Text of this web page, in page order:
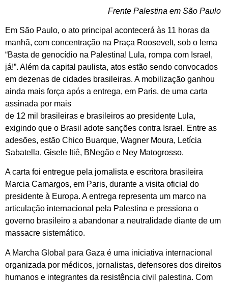
Frente Palestina em São Paulo
Em São Paulo, o ato principal acontecerá às 11 horas da
manhã, com concentração na Praça Roosevelt, sob o lema
“Basta de genocídio na Palestina! Lula, rompa com Israel,
já!”. Além da capital paulista, atos estão sendo convocados
em dezenas de cidades brasileiras. A mobilização ganhou
ainda mais força após a entrega, em Paris, de uma carta
assinada por mais
de 12 mil brasileiras e brasileiros ao presidente Lula,
exigindo que o Brasil adote sanções contra Israel. Entre as
adesões, estão Chico Buarque, Wagner Moura, Letícia
Sabatella, Gisele Itiê, BNegão e Ney Matogrosso.
A carta foi entregue pela jornalista e escritora brasileira
Marcia Camargos, em Paris, durante a visita oficial do
presidente à Europa. A entrega representa um marco na
articulação internacional pela Palestina e pressiona o
governo brasileiro a abandonar a neutralidade diante de um
massacre sistemático.
A Marcha Global para Gaza é uma iniciativa internacional
organizada por médicos, jornalistas, defensores dos direitos
humanos e integrantes da resistência civil palestina. Com